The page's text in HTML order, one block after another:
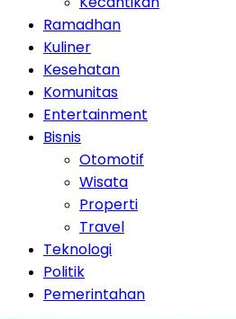
Ramadhan
Kuliner
Kesehatan
Komunitas
Entertainment
Bisnis
Otomotif
Wisata
Properti
Travel
Teknologi
Politik
Pemerintahan